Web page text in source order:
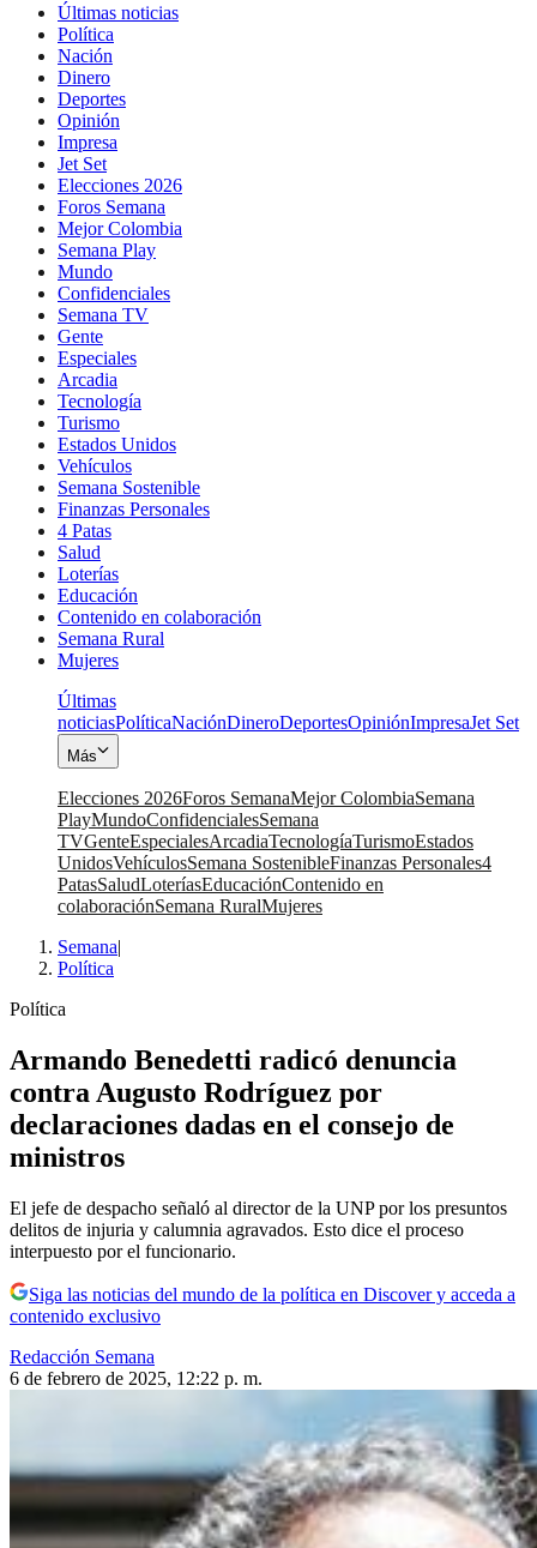
Últimas noticias
Política
Nación
Dinero
Deportes
Opinión
Impresa
Jet Set
Elecciones 2026
Foros Semana
Mejor Colombia
Semana Play
Mundo
Confidenciales
Semana TV
Gente
Especiales
Arcadia
Tecnología
Turismo
Estados Unidos
Vehículos
Semana Sostenible
Finanzas Personales
4 Patas
Salud
Loterías
Educación
Contenido en colaboración
Semana Rural
Mujeres
Últimas
noticiasPolíticaNaciónDineroDeportesOpiniónImpresaJet Set
Más
Elecciones 2026Foros SemanaMejor ColombiaSemana
PlayMundoConfidencialesSemana
TVGenteEspecialesArcadiaTecnologíaTurismoEstados
UnidosVehículosSemana SostenibleFinanzas Personales4
PatasSaludLoteríasEducaciónContenido en
colaboraciónSemana RuralMujeres
Semana|
Política
Política
Armando Benedetti radicó denuncia
contra Augusto Rodríguez por
declaraciones dadas en el consejo de
ministros
El jefe de despacho señaló al director de la UNP por los presuntos
delitos de injuria y calumnia agravados. Esto dice el proceso
interpuesto por el funcionario.
Siga las noticias del mundo de la política en Discover y acceda a
contenido exclusivo
Redacción Semana
6 de febrero de 2025, 12:22 p. m.